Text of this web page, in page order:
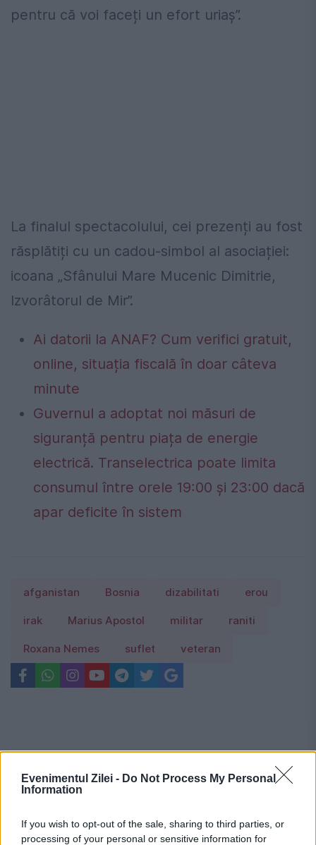
Evenimentul Zilei - Do Not Process My Personal
Information
If you wish to opt-out of the sale, sharing to third parties, or
processing of your personal or sensitive information for
pentru că voi faceți un efort uriaș”.
La finalul spectacolului, cei prezenți au fost
răsplătiți cu un cadou-simbol al asociației:
icoana „Sfânului Mare Mucenic Dimitrie,
Izvorâtorul de Mir”.
Ai datorii la ANAF? Cum verifici gratuit,
online, situația fiscală în doar câteva
minute
Guvernul a adoptat noi măsuri de
siguranță pentru piața de energie
electrică. Transelectrica poate limita
consumul între orele 19:00 și 23:00 dacă
apar deficite în sistem
afganistan Bosnia dizabilitati erou
irak Marius Apostol militar raniti
Roxana Nemes suflet veteran